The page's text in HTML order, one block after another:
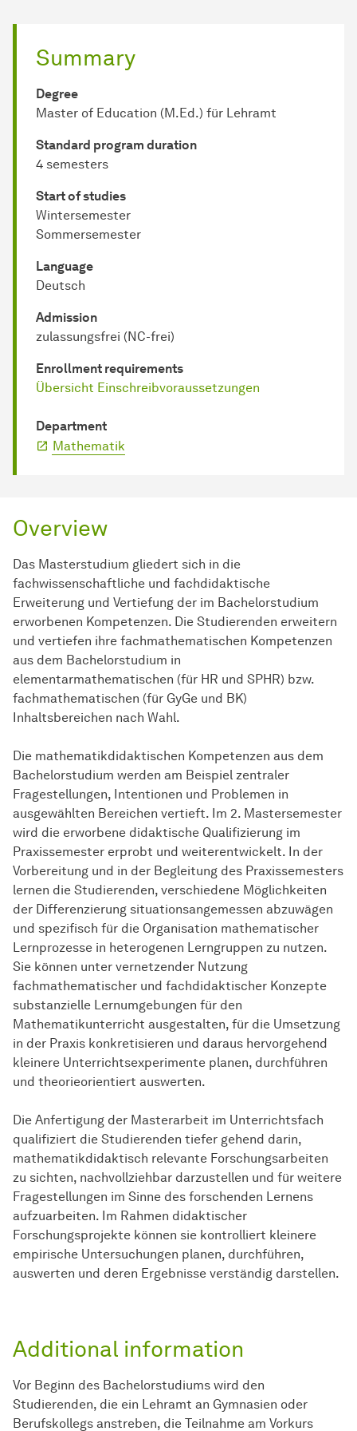
Summary
Degree
Master of Education (M.Ed.) für Lehramt
Standard program duration
4 semesters
Start of studies
Wintersemester
Sommersemester
Language
Deutsch
Admission
zulassungsfrei (NC-frei)
Enrollment requirements
Übersicht Einschreibvoraussetzungen
Department
Mathematik
Overview
Das Masterstudium gliedert sich in die
fachwissenschaftliche und fachdidaktische
Erweiterung und Vertiefung der im Bachelorstudium
erworbenen Kompetenzen. Die Studierenden erweitern
und vertiefen ihre fachmathematischen Kompetenzen
aus dem Bachelorstudium in
elementarmathematischen (für HR und SPHR) bzw.
fachmathematischen (für GyGe und BK)
Inhaltsbereichen nach Wahl.
Die mathematikdidaktischen Kompetenzen aus dem
Bachelorstudium werden am Beispiel zentraler
Fragestellungen, Intentionen und Problemen in
ausgewählten Bereichen vertieft. Im 2. Mastersemester
wird die erworbene didaktische Qualifizierung im
Praxissemester erprobt und weiterentwickelt. In der
Vorbereitung und in der Begleitung des Praxissemesters
lernen die Studierenden, verschiedene Möglichkeiten
der Differenzierung situationsangemessen abzuwägen
und spezifisch für die Organisation mathematischer
Lernprozesse in heterogenen Lerngruppen zu nutzen.
Sie können unter vernetzender Nutzung
fachmathematischer und fachdidaktischer Konzepte
substanzielle Lernumgebungen für den
Mathematikunterricht ausgestalten, für die Umsetzung
in der Praxis konkretisieren und daraus hervorgehend
kleinere Unterrichtsexperimente planen, durchführen
und theorieorientiert auswerten.
Die Anfertigung der Masterarbeit im Unterrichtsfach
qualifiziert die Studierenden tiefer gehend darin,
mathematikdidaktisch relevante Forschungsarbeiten
zu sichten, nachvollziehbar darzustellen und für weitere
Fragestellungen im Sinne des forschenden Lernens
aufzuarbeiten. Im Rahmen didaktischer
Forschungsprojekte können sie kontrolliert kleinere
empirische Untersuchungen planen, durchführen,
auswerten und deren Ergebnisse verständig darstellen.
Additional information
Vor Beginn des Bachelorstudiums wird den
Studierenden, die ein Lehramt an Gymnasien oder
Berufskollegs anstreben, die Teilnahme am Vorkurs